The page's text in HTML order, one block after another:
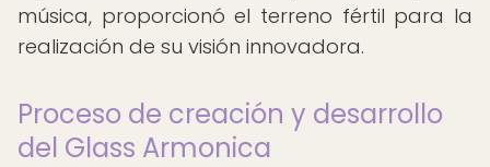
música, proporcionó el terreno fértil para la
realización de su visión innovadora.
Proceso de creación y desarrollo
del Glass Armonica